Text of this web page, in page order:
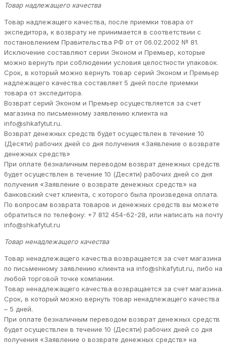
Товар надлежащего качества
Товар надлежащего качества, после приемки товара от
экспедитора, к возврату не принимается в соответствии с
постановлением Правительства РФ от от 06.02.2002 № 81.
Исключение составляют серии Эконом и Премьер, которые
можно вернуть при соблюдении условия целостности упаковок.
Срок, в который можно вернуть товар серий Эконом и Премьер
надлежащего качества составляет 5 дней после приемки
товара от экспедитора.
Возврат серий Эконом и Премьер осуществляется за счет
магазина по письменному заявлению клиента на
info@shkafytut.ru.
Возврат денежных средств будет осуществлен в течение 10
(Десяти) рабочих дней со дня получения «Заявление о возврате
денежных средств»
При оплате безналичным переводом возврат денежных средств
будет осуществлен в течение 10 (Десяти) рабочих дней со дня
получения «Заявление о возврате денежных средств» на
банковский счет клиента, с которого была произведена оплата.
По вопросам возврата товаров и денежных средств вы можете
обратиться по телефону: +7 812 454-62-28, или написать на почту
info@shkafytut.ru
Товар ненадлежащего качества
Товар ненадлежащего качества возвращается за счет магазина
по письменному заявлению клиента на info@shkafytut.ru, либо на
любой торговой точке компании.
Товар ненадлежащего качества возвращается за счет магазина.
Срок, в который можно вернуть товар ненадлежащего качества
– 5 дней.
При оплате безналичным переводом возврат денежных средств
будет осуществлен в течение 10 (Десяти) рабочих дней со дня
получения «Заявление о возврате денежных средств» на